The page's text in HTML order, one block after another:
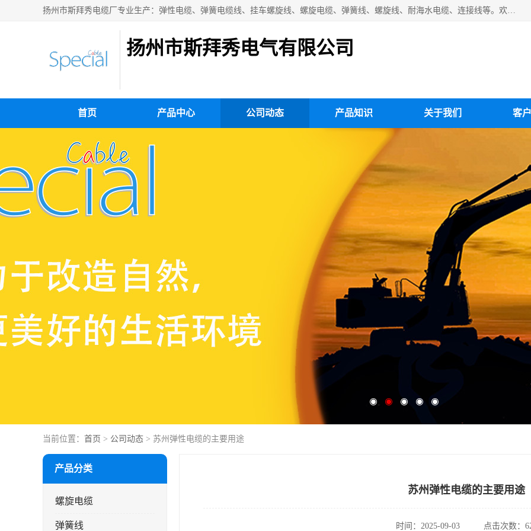
扬州市斯拜秀电缆厂专业生产：弹性电缆、弹簧电缆线、挂车螺旋线、螺旋电缆、弹簧线、螺旋线、耐海水电缆、连接线等。欢迎来电咨询！
扬州市斯拜秀电气有限公司
首页 产品中心 公司动态 产品知识 关于我们 客
当前位置： 首页 > 公司动态 > 苏州弹性电缆的主要用途
产品分类
螺旋电缆
弹簧线
苏州弹性电缆的主要用途
时间：2025-09-03 点击次数：